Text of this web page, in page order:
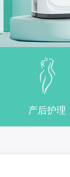
产后护理